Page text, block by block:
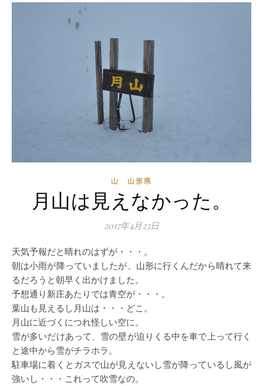
山 山形県
月山は見えなかった。
2017年4月23日
天気予報だと晴れのはずが・・・。
朝は小雨が降っていましたが、山形に行くんだから晴れて来
るだろうと朝早く出かけました。
予想通り新庄あたりでは青空が・・・。
葉山も見えるし月山は・・・どこ。
月山に近づくにつれ怪しい空に。
雪が多いだけあって、雪の壁が迫りくる中を車で上って行く
と途中から雪がチラホラ。
駐車場に着くとガスで山が見えないし雪が降っているし風が
強いし・・・これって吹雪なの。